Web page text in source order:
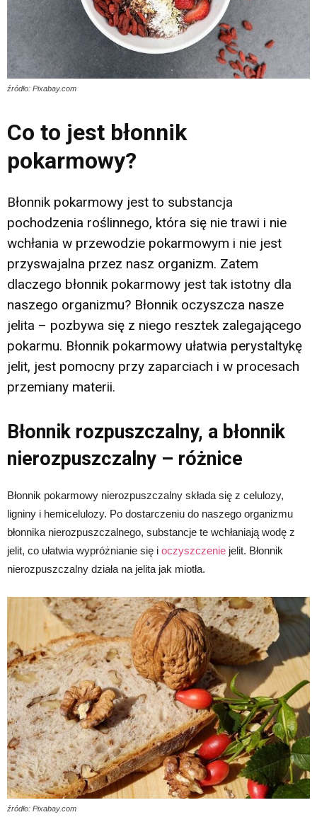
źródło: Pixabay.com
Co to jest błonnik
pokarmowy?
Błonnik pokarmowy jest to substancja
pochodzenia roślinnego, która się nie trawi i nie
wchłania w przewodzie pokarmowym i nie jest
przyswajalna przez nasz organizm. Zatem
dlaczego błonnik pokarmowy jest tak istotny dla
naszego organizmu? Błonnik oczyszcza nasze
jelita – pozbywa się z niego resztek zalegającego
pokarmu. Błonnik pokarmowy ułatwia perystaltykę
jelit, jest pomocny przy zaparciach i w procesach
przemiany materii.
Błonnik rozpuszczalny, a błonnik
nierozpuszczalny – różnice
Błonnik pokarmowy nierozpuszczalny składa się z celulozy,
ligniny i hemicelulozy. Po dostarczeniu do naszego organizmu
błonnika nierozpuszczalnego, substancje te wchłaniają wodę z
jelit, co ułatwia wypróżnianie się i oczyszczenie jelit. Błonnik
nierozpuszczalny działa na jelita jak miotła.
źródło: Pixabay.com